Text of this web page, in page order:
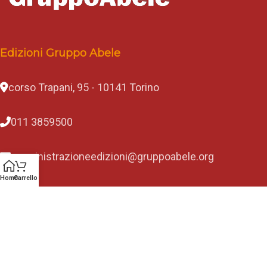
Edizioni Gruppo Abele
corso Trapani, 95 - 10141 Torino
011 3859500
amministrazioneedizioni@gruppoabele.org
HomeCarrello